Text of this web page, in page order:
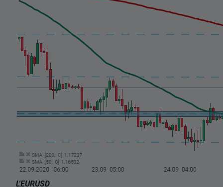
L'EURUSD